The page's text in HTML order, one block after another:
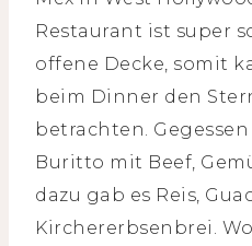
Restaurant ist super
offene Decke, somit
beim Dinner den
betrachten.
Buritto mit Beef,
dazu gab es Reis,
Kirchererbsenbrei.